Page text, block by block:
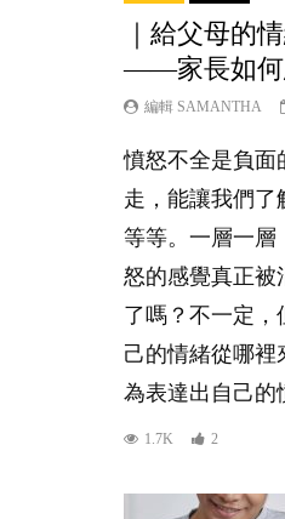
｜給父母的
——家長如何
編輯 SAMANTHA
憤怒不全是負面
走，能讓我們了
等等。一層一層
怒的感覺真正被
了嗎？不一定，
己的情緒從哪裡
為表達出自己的
1.7K 2